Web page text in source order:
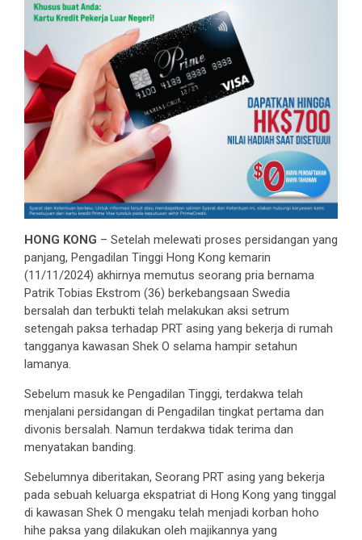
HONG KONG – Setelah melewati proses persidangan yang
panjang, Pengadilan Tinggi Hong Kong kemarin
(11/11/2024) akhirnya memutus seorang pria bernama
Patrik Tobias Ekstrom (36) berkebangsaan Swedia
bersalah dan terbukti telah melakukan aksi setrum
setengah paksa terhadap PRT asing yang bekerja di rumah
tangganya kawasan Shek O selama hampir setahun
lamanya.
Sebelum masuk ke Pengadilan Tinggi, terdakwa telah
menjalani persidangan di Pengadilan tingkat pertama dan
divonis bersalah. Namun terdakwa tidak terima dan
menyatakan banding.
Sebelumnya diberitakan, Seorang PRT asing yang bekerja
pada sebuah keluarga ekspatriat di Hong Kong yang tinggal
di kawasan Shek O mengaku telah menjadi korban hoho
hihe paksa yang dilakukan oleh majikannya yang